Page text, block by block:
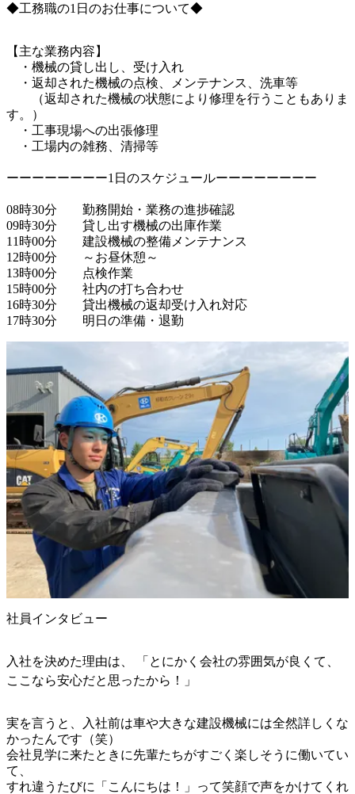
◆工務職の1日のお仕事について◆
【主な業務内容】
・機械の貸し出し、受け入れ
・返却された機械の点検、メンテナンス、洗車等
（返却された機械の状態により修理を行うこともありま
す。）
・工事現場への出張修理
・工場内の雑務、清掃等
ーーーーーーーー1日のスケジュールーーーーーーーー
08時30分　　勤務開始・業務の進捗確認
09時30分　　貸し出す機械の出庫作業
11時00分　　建設機械の整備メンテナンス
12時00分　　～お昼休憩～
13時00分　　点検作業
15時00分　　社内の打ち合わせ
16時30分　　貸出機械の返却受け入れ対応
社員インタビュー
入社を決めた理由は、 「とにかく会社の雰囲気が良くて、
ここなら安心だと思ったから！」
実を言うと、入社前は車や大きな建設機械には全然詳しくな
かったんです（笑）
会社見学に来たときに先輩たちがすごく楽しそうに働いてい
て、
すれ違うたびに「こんにちは！」って笑顔で声をかけてくれ